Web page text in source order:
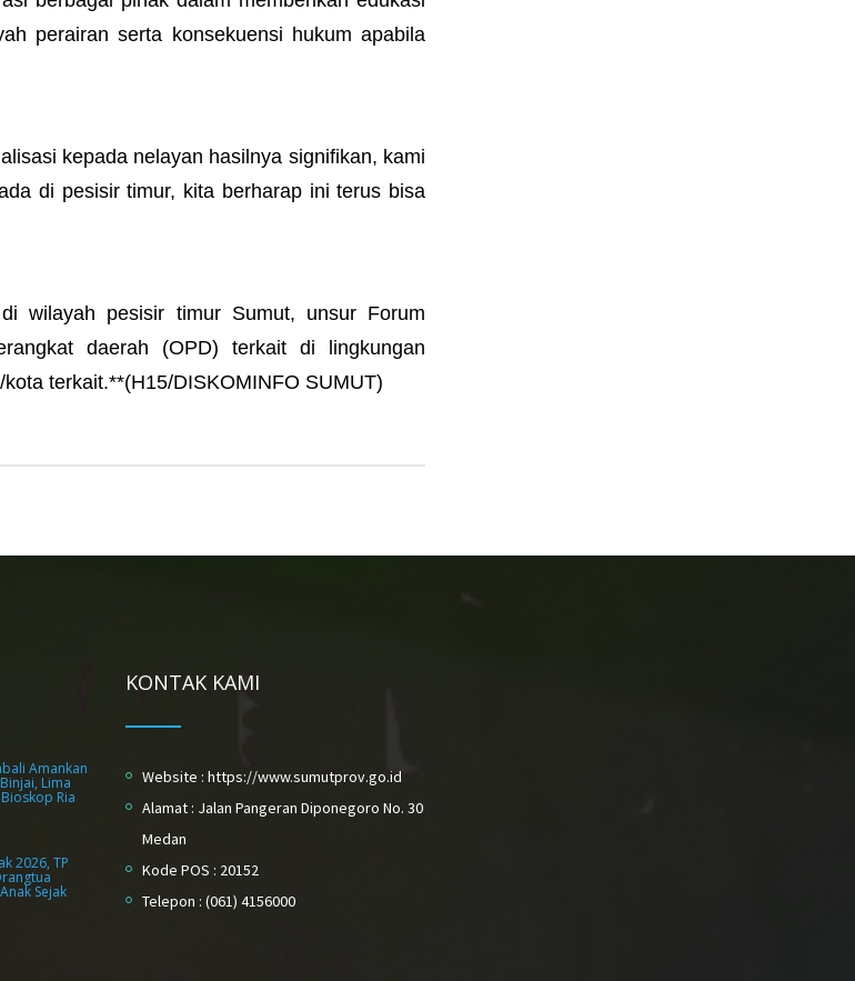
perairan serta konsekuensi hukum apabila
kepada nelayan hasilnya signifikan, kami
di pesisir timur, kita berharap ini terus bisa
wilayah pesisir timur Sumut, unsur Forum
daerah (OPD) terkait di lingkungan
terkait.**(H15/DISKOMINFO SUMUT)
Amankan
Lima
Ria
2026, TP
Sejak
KONTAK KAMI
Website : https://www.sumutprov.go.id
Alamat : Jalan Pangeran Diponegoro No. 30
Medan
Kode POS : 20152
Telepon : (061) 4156000